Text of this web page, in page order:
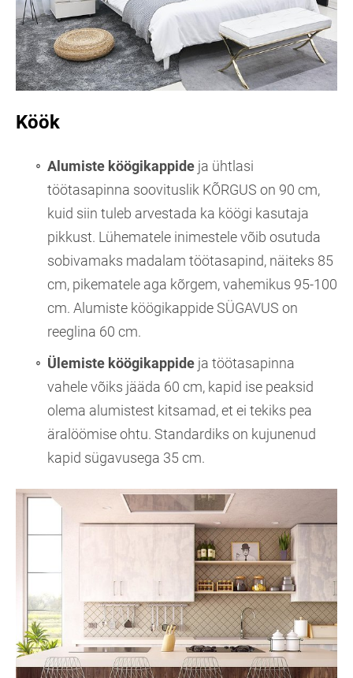
Köök
Alumiste köögikappide ja ühtlasi
töötasapinna soovituslik KÕRGUS on 90 cm,
kuid siin tuleb arvestada ka köögi kasutaja
pikkust. Lühematele inimestele võib osutuda
sobivamaks madalam töötasapind, näiteks 85
cm, pikematele aga kõrgem, vahemikus 95-100
cm. Alumiste köögikappide SÜGAVUS on
reeglina 60 cm.
Ülemiste köögikappide ja töötasapinna
vahele võiks jääda 60 cm, kapid ise peaksid
olema alumistest kitsamad, et ei tekiks pea
äralöömise ohtu. Standardiks on kujunenud
kapid sügavusega 35 cm.